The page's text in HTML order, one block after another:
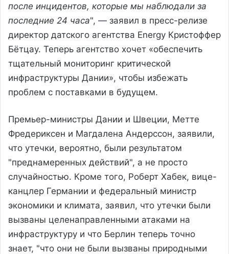
после инцидентов, которые мы наблюдали за
последние 24 часа", — заявил в пресс-релизе
директор датского агентства Energy Кристоффер
Бётцау. Теперь агентство хочет «обеспечить
тщательный мониторинг критической
инфраструктуры Дании», чтобы избежать
проблем с поставками в будущем.
Премьер-министры Дании и Швеции, Метте
Фредериксен и Магдалена Андерссон, заявили,
что утечки, вероятно, были результатом
"преднамеренных действий", а не просто
случайностью. Кроме того, Роберт Хабек, вице-
канцлер Германии и федеральный министр
экономики и климата, заявил, что утечки были
вызваны целенаправленными атаками на
инфраструктуру и что Берлин теперь точно
знает, "что они не были вызваны природными